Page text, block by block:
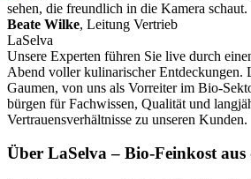
Beate Wilke, Leitung Vertrieb
LaSelva
Unsere Experten führen Sie live durch
Abend voller kulinarischer Entdeckungen.
Gaumen, von uns als Vorreiter im Bio-
bürgen für Fachwissen, Qualität und
Vertrauensverhältnisse zu unseren Kunden.
Über LaSelva – Bio-Feinkost aus